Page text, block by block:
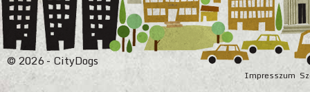
Impresszum
© 2026 - CityDogs